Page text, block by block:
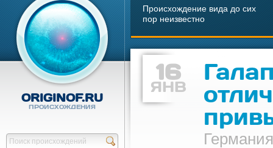
Происхождение вида до сих
пор неизвестно
ORIGINOF.RU
ПРОИСХОЖДЕНИЯ
16
ЯНВ
Германия